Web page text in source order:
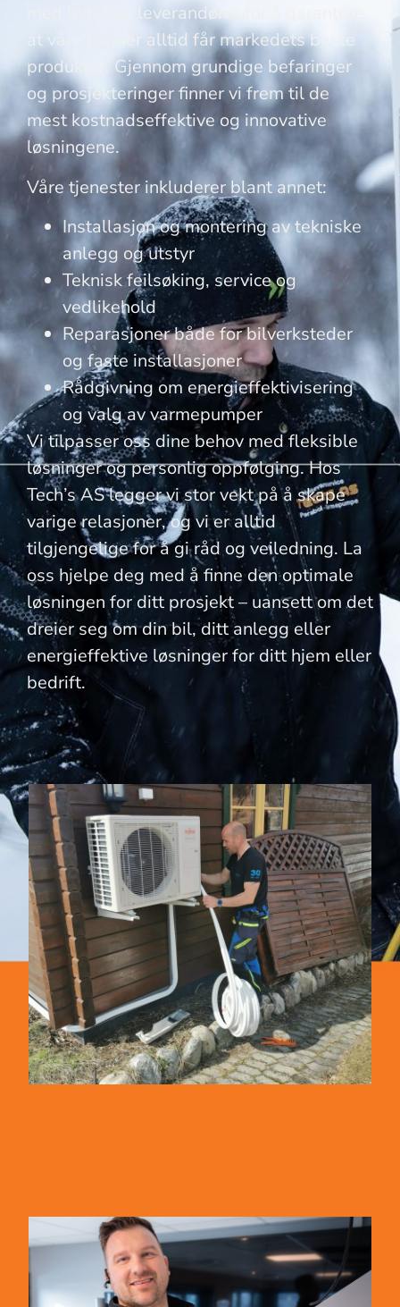
med ledende leverandører for å garantere
at våre kunder alltid får markedets beste
produkter. Gjennom grundige befaringer
og prosjekteringer finner vi frem til de
mest kostnadseffektive og innovative
løsningene.
Våre tjenester inkluderer blant annet:
Installasjon og montering av tekniske
anlegg og utstyr
Teknisk feilsøking, service og
vedlikehold
Reparasjoner både for bilverksteder
og faste installasjoner
Rådgivning om energieffektivisering
og valg av varmepumper
Vi tilpasser oss dine behov med fleksible
løsninger og personlig oppfølging. Hos
Tech’s AS legger vi stor vekt på å skape
varige relasjoner, og vi er alltid
tilgjengelige for å gi råd og veiledning. La
oss hjelpe deg med å finne den optimale
løsningen for ditt prosjekt – uansett om det
dreier seg om din bil, ditt anlegg eller
energieffektive løsninger for ditt hjem eller
bedrift.